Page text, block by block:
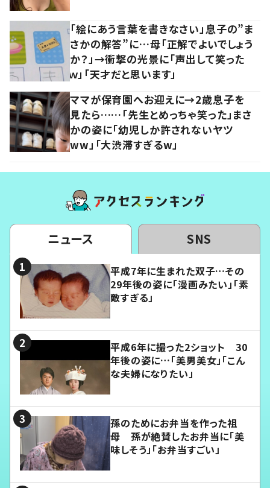
「絵にあう言葉を書きなさい」息子の”ま
さかの解答”に…母「正解でよいでしょう
か？」→衝撃の光景に「声出して笑った
ｗ」「天才だと思います」
ママが保育園へお迎えに→2歳息子を
見たら……「先生とめっちゃ笑った」まさ
かの姿に「幼児しか許されないヤツ
ww」「大渋滞すぎるw」
ニュース SNS
平成7年に生まれた双子…その
29年後の姿に「漫画みたい」「素
敵すぎる」
平成6年に撮った2ショット 30
年後の姿に…「美男美女」「こん
な夫婦になりたい」
孫のためにお弁当を作った祖
母 孫が絶賛したお弁当に「美
味しそう」「お弁当すごい」